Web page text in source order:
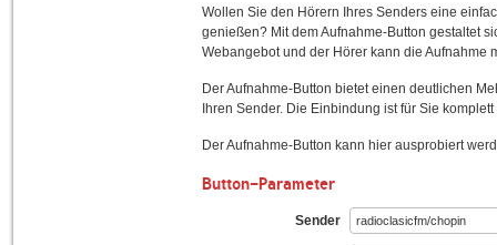
Wollen Sie den Hörern Ihres Senders eine
genießen? Mit dem Aufnahme-Button gestaltet
Webangebot und der Hörer kann die Aufnahme
Der Aufnahme-Button bietet einen deutlichen
Ihren Sender. Die Einbindung ist für Sie
Der Aufnahme-Button kann hier ausprobiert
Button-Parameter
Sender